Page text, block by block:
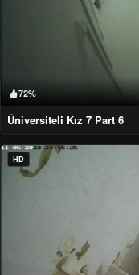
72%
Üniversiteli Kız 7 Part 6
HD